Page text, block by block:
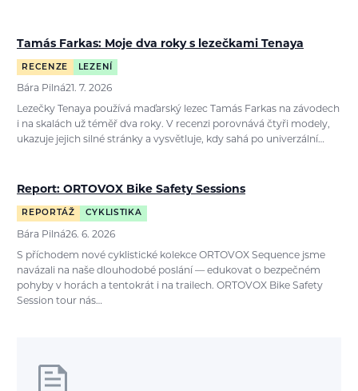
Tamás Farkas: Moje dva roky s lezečkami Tenaya
RECENZE LEZENÍ
Bára Pilná21. 7. 2026
Lezečky Tenaya používá maďarský lezec Tamás Farkas na závodech
i na skalách už téměř dva roky. V recenzi porovnává čtyři modely,
ukazuje jejich silné stránky a vysvětluje, kdy sahá po univerzální…
Report: ORTOVOX Bike Safety Sessions
REPORTÁŽ CYKLISTIKA
Bára Pilná26. 6. 2026
S příchodem nové cyklistické kolekce ORTOVOX Sequence jsme
navázali na naše dlouhodobé poslání — edukovat o bezpečném
pohyby v horách a tentokrát i na trailech. ORTOVOX Bike Safety
Session tour nás…